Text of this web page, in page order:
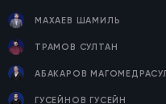
МАХАЕВ ШАМИЛЬ
ТРАМОВ СУЛТАН
АБАКАРОВ
ГУСЕЙНОВ ГУСЕЙН